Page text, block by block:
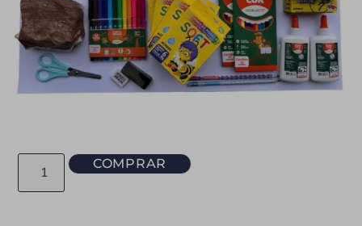
COMPRAR